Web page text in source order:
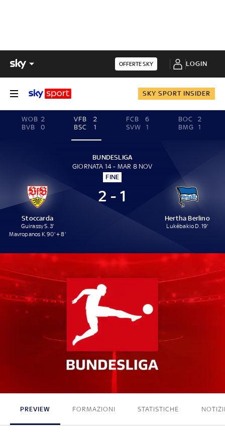
OFFERTE SKY LOGIN
SKY SPORT INSIDER
WOB 2
BVB
0
VFB
2
BSC
1
FCB
6
SVW
1
BOC
2
BMG
1
BUNDESLIGA
GIORNATA 14 - MAR 8 NOV
FINE
Stoccarda
Guirassy S. 3'
Mavropanos K. 90' + 8'
2 - 1
Hertha Berlino
Lukébakio D. 19'
2 - 1
PREVIEW FORMAZIONI STATISTICHE